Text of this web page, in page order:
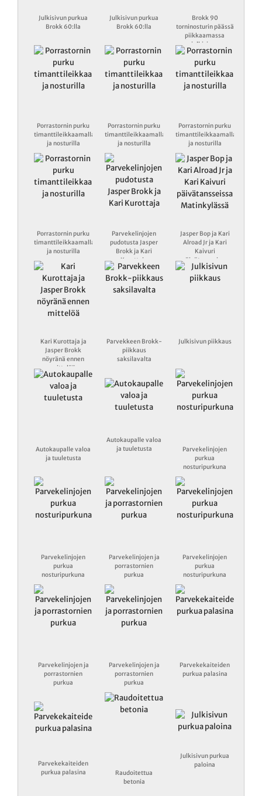
Julkisivun purkua
Brokk 60:lla
Julkisivun purkua
Brokk 60:lla
Brokk 90
torninosturin päässä
piikkaamassa
julkisivua
Porrastornin purku
timanttileikkaamalla
ja nosturilla
Porrastornin purku
timanttileikkaamalla
ja nosturilla
Porrastornin purku
timanttileikkaamalla
ja nosturilla
Porrastornin purku
timanttileikkaamalla
ja nosturilla
Parvekelinjojen
pudotusta Jasper
Brokk ja Kari
Kurottaja
Jasper Bop ja Kari
Alroad Jr ja Kari
Kaivuri
päivätansseissa
Matinkylässä
Kari Kurottaja ja
Jasper Brokk
nöyränä ennen
mittelöä
Parvekkeen Brokk-
piikkaus
saksilavalta
Julkisivun piikkaus
Autokaupalle valoa
ja tuuletusta
Autokaupalle valoa
ja tuuletusta
Parvekelinjojen
purkua
nosturipurkuna
Parvekelinjojen
purkua
nosturipurkuna
Parvekelinjojen ja
porrastornien
purkua
Parvekelinjojen
purkua
nosturipurkuna
Parvekelinjojen ja
porrastornien
purkua
Parvekelinjojen ja
porrastornien
purkua
Parvekekaiteiden
purkua palasina
Parvekekaiteiden
purkua palasina
Raudoitettua
betonia
Julkisivun purkua
paloina